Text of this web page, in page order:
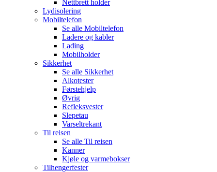
Nettbrett holder
Lydisolering
Mobiltelefon
Se alle Mobiltelefon
Ladere og kabler
Lading
Mobilholder
Sikkerhet
Se alle Sikkerhet
Alkotester
Førstehjelp
Øvrig
Refleksvester
Slepetau
Varseltrekant
Til reisen
Se alle Til reisen
Kanner
Kjøle og varmebokser
Tilhengerfester